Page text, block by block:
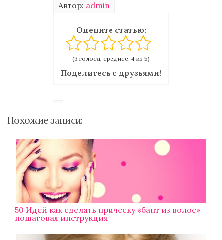
Автор: admin
Оцените статью:
(3 голоса, среднее: 4 из 5)
Поделитесь с друзьями!
Похожие записи:
50 Идей как сделать прическу «бант из волос»
пошаговая инструкция